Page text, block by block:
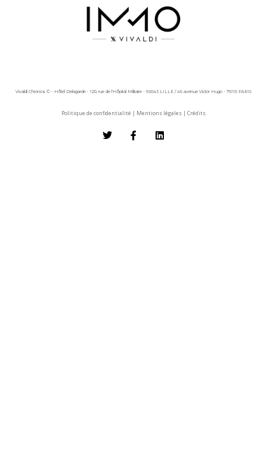
Vivaldi Chronos © - Hôtel Delagarde - 120, rue de l'Hôpital Militaire - 59043 LILLE / 45 avenue Victor Hugo - 75116 PARIS
Politique de confidentialité | Mentions légales | Crédits